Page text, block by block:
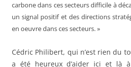
carbone dans ces secteurs difficile à
un signal positif et des directions
en oeuvre dans ces secteurs. »
Cédric Philibert, qui n’est rien du
a été heureux d’aider ici et là